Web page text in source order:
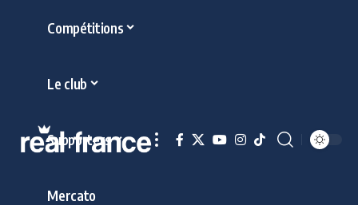
Compétitions
Le club
Supporters
Mercato